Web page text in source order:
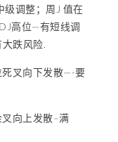
调整；周J 值在
高位—有短线调
跌风险.
死叉向下发散—-要
叉向上发散–满